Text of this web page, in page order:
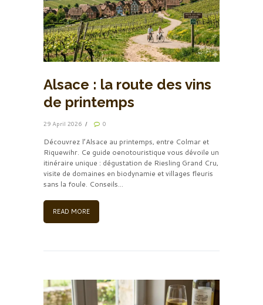
Alsace : la route des vins
de printemps
29 April 2026 0
Découvrez l’Alsace au printemps, entre Colmar et
Riquewihr. Ce guide oenotouristique vous dévoile un
itinéraire unique : dégustation de Riesling Grand Cru,
visite de domaines en biodynamie et villages fleuris
sans la foule. Conseils...
READ MORE